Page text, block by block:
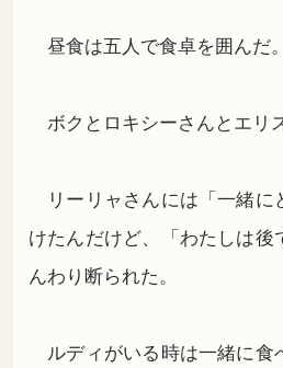
昼食は五人で食卓を囲んだ。
ボクとロキシーさんとエリ
リーリャさんには「一緒に
けたんだけど、「わたしは後
んわり断られた。
ルディがいる時は一緒に食